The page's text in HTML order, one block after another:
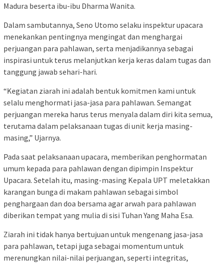
Madura beserta ibu-ibu Dharma Wanita.
Dalam sambutannya, Seno Utomo selaku inspektur upacara
menekankan pentingnya mengingat dan menghargai
perjuangan para pahlawan, serta menjadikannya sebagai
inspirasi untuk terus melanjutkan kerja keras dalam tugas dan
tanggung jawab sehari-hari.
“Kegiatan ziarah ini adalah bentuk komitmen kami untuk
selalu menghormati jasa-jasa para pahlawan. Semangat
perjuangan mereka harus terus menyala dalam diri kita semua,
terutama dalam pelaksanaan tugas di unit kerja masing-
masing,” Ujarnya.
Pada saat pelaksanaan upacara, memberikan penghormatan
umum kepada para pahlawan dengan dipimpin Inspektur
Upacara. Setelah itu, masing-masing Kepala UPT meletakkan
karangan bunga di makam pahlawan sebagai simbol
penghargaan dan doa bersama agar arwah para pahlawan
diberikan tempat yang mulia di sisi Tuhan Yang Maha Esa.
Ziarah ini tidak hanya bertujuan untuk mengenang jasa-jasa
para pahlawan, tetapi juga sebagai momentum untuk
merenungkan nilai-nilai perjuangan, seperti integritas,